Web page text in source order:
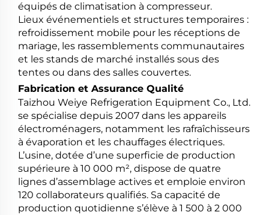
équipés de climatisation à compresseur.
Lieux événementiels et structures temporaires :
refroidissement mobile pour les réceptions de
mariage, les rassemblements communautaires
et les stands de marché installés sous des
tentes ou dans des salles couvertes.
Fabrication et Assurance Qualité
Taizhou Weiye Refrigeration Equipment Co., Ltd.
se spécialise depuis 2007 dans les appareils
électroménagers, notamment les rafraîchisseurs
à évaporation et les chauffages électriques.
L’usine, dotée d’une superficie de production
supérieure à 10 000 m², dispose de quatre
lignes d’assemblage actives et emploie environ
120 collaborateurs qualifiés. Sa capacité de
production quotidienne s’élève à 1 500 à 2 000